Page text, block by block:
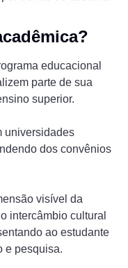
educacional
parte de sua
superior.
universidades
dos convênios
visível da
intercâmbio cultural
ao estudante
e pesquisa.